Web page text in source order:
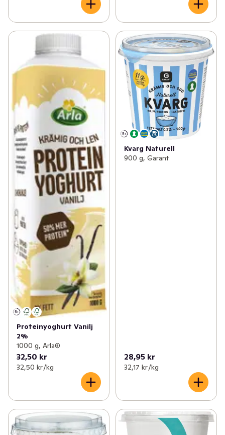
Proteinyoghurt Vanilj
2%
1000 g, Arla®
32,50 kr
32,50 kr /kg
Kvarg Naturell
900 g, Garant
28,95 kr
32,17 kr /kg